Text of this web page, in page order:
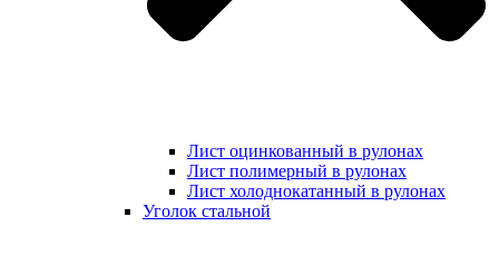
Лист оцинкованный в рулонах
Лист полимерный в рулонах
Лист холоднокатанный в рулонах
Уголок стальной